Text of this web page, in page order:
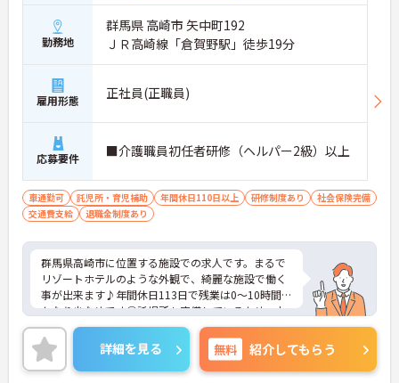
勤務地
群馬県 高崎市 矢中町192
ＪＲ高崎線「倉賀野駅」徒歩19分
雇用形態 正社員(正職員)
応募要件 ■介護職員初任者研修（ヘルパー2級）以上
車通勤可 託児所・育児補助 年間休日110日以上 研修制度あり
社会保険完備
交通費支給
退職金制度あり
群馬県高崎市に位置する施設での求人です。まるで
リゾートホテルのような外観で、綺麗な施設で働く
事が出来ます♪年間休日113日で残業は0～10時間と
かなり少なめです◎託児所も完備しているため、お
子さんがいる方も安心して勤務する事が出来ます。
今まで以上に利用者様に寄り添いたい・キレイな施
設で勤務したいと思う方に非常にオススメです♪ご
興味のある方はお気軽にお問い合わせ下さい。
詳細を見る 無料 紹介してもらう